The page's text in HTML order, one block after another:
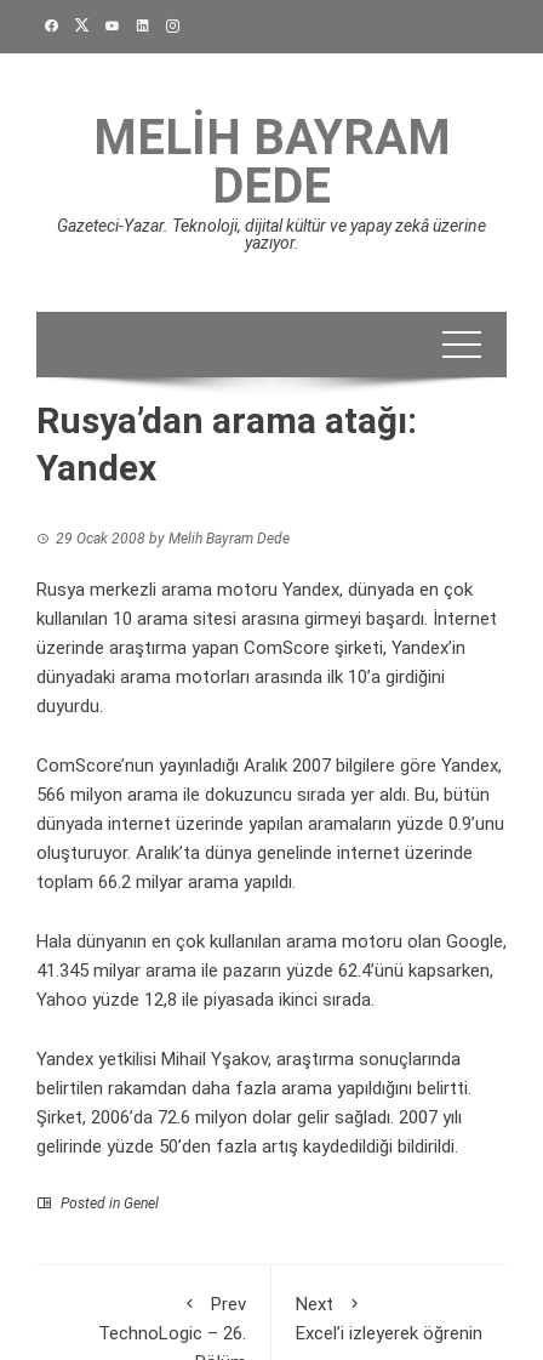
MELIH BAYRAM
DEDE
Gazeteci-Yazar. Teknoloji, dijital kültür ve yapay zekâ üzerine
yazıyor.
Rusya’dan arama atağı:
Yandex
29 Ocak 2008 by Melih Bayram Dede
Rusya merkezli arama motoru Yandex, dünyada en çok
kullanılan 10 arama sitesi arasına girmeyi başardı. İnternet
üzerinde araştırma yapan ComScore şirketi, Yandex’in
dünyadaki arama motorları arasında ilk 10’a girdiğini
duyurdu.
ComScore’nun yayınladığı Aralık 2007 bilgilere göre Yandex,
566 milyon arama ile dokuzuncu sırada yer aldı. Bu, bütün
dünyada internet üzerinde yapılan aramaların yüzde 0.9’unu
oluşturuyor. Aralık’ta dünya genelinde internet üzerinde
toplam 66.2 milyar arama yapıldı.
Hala dünyanın en çok kullanılan arama motoru olan Google,
41.345 milyar arama ile pazarın yüzde 62.4’ünü kapsarken,
Yahoo yüzde 12,8 ile piyasada ikinci sırada.
Yandex yetkilisi Mihail Yşakov, araştırma sonuçlarında
belirtilen rakamdan daha fazla arama yapıldığını belirtti.
Şirket, 2006’da 72.6 milyon dolar gelir sağladı. 2007 yılı
gelirinde yüzde 50’den fazla artış kaydedildiği bildirildi.
Posted in Genel
Prev
TechnoLogic – 26.
Next
Excel’i izleyerek öğrenin